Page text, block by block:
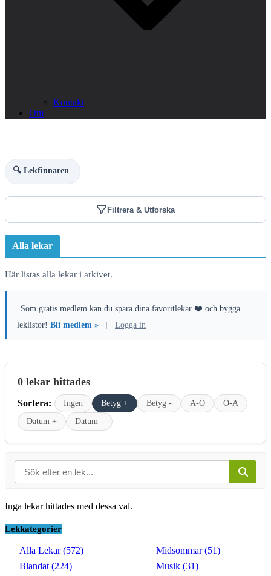
Kontakt
Om
🔍 Lekfinnaren
Filtrera & Utforska
Alla lekar
Här listas alla lekar i arkivet.
Som gratis medlem kan du spara dina favoritlekar ❤️ och bygga
leklistor! Bli medlem » Logga in
0 lekar hittades
Sortera: Ingen Betyg + Betyg - A-Ö
Ö-A
Datum +
Datum -
Inga lekar hittades med dessa val.
Lekkategorier
Alla Lekar (572)
Blandat (224)
Midsommar (51)
Musik (31)